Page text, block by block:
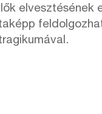
elvesztésének